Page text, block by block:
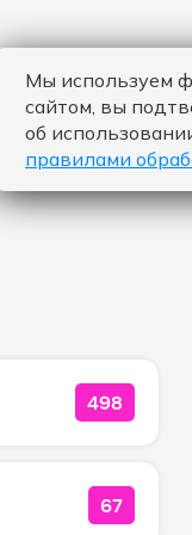
498
67
Мы используем
сайтом, вы
об
правилами